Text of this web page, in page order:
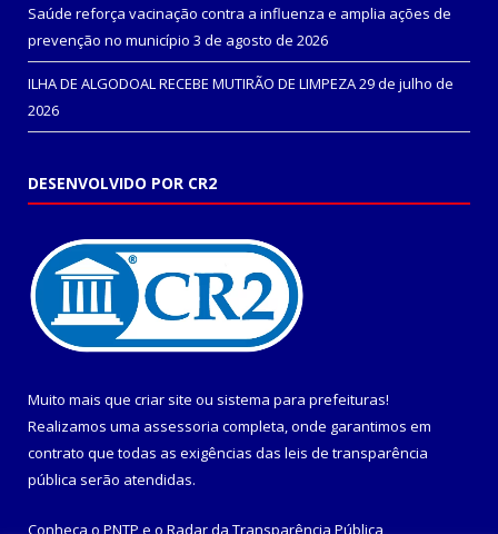
Saúde reforça vacinação contra a influenza e amplia ações de
prevenção no município 3 de agosto de 2026
ILHA DE ALGODOAL RECEBE MUTIRÃO DE LIMPEZA29 de julho de
2026
DESENVOLVIDO POR CR2
Muito mais que criar site ou sistema para prefeituras!
Realizamos uma assessoria completa, onde garantimos em
contrato que todas as exigências das leis de transparência
pública serão atendidas.
Conheça o PNTP e o Radar da Transparência Pública